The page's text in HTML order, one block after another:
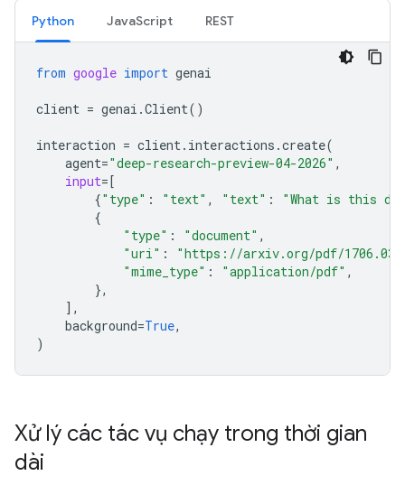
Python JavaScript REST
from google import genai
client = genai .Client()
interaction = client. interactions .create(
agent="deep-research-preview-04-2026" ,
input=[
{"type" : "text" , "text" :
"What is this
{
"type" : "document" ,
"uri" :
"https://arxiv.org/pdf/
"mime_type" : "application/pdf" ,
},
],
background=True,
)
Xử lý các tác vụ chạy trong thời gian
dài